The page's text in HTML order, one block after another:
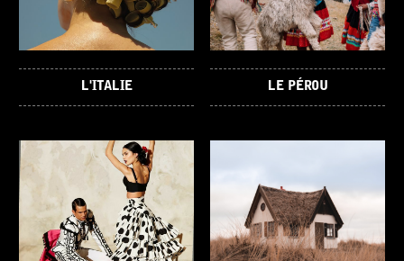
L'ITALIE LE PÉROU